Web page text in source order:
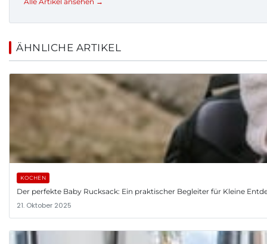
ÄHNLICHE ARTIKEL
KOCHEN
Der perfekte Baby Rucksack: Ein praktischer Begleiter für Kleine
21. Oktober 2025